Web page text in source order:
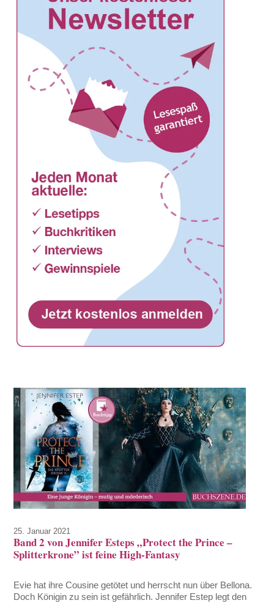
25. Januar 2021
Band 2 von Jennifer Esteps „Protect the Prince –
Splitterkrone” ist feine High-Fantasy
Evie hat ihre Cousine getötet und herrscht nun über Bellona.
Doch Königin zu sein ist gefährlich. Jennifer Estep legt den